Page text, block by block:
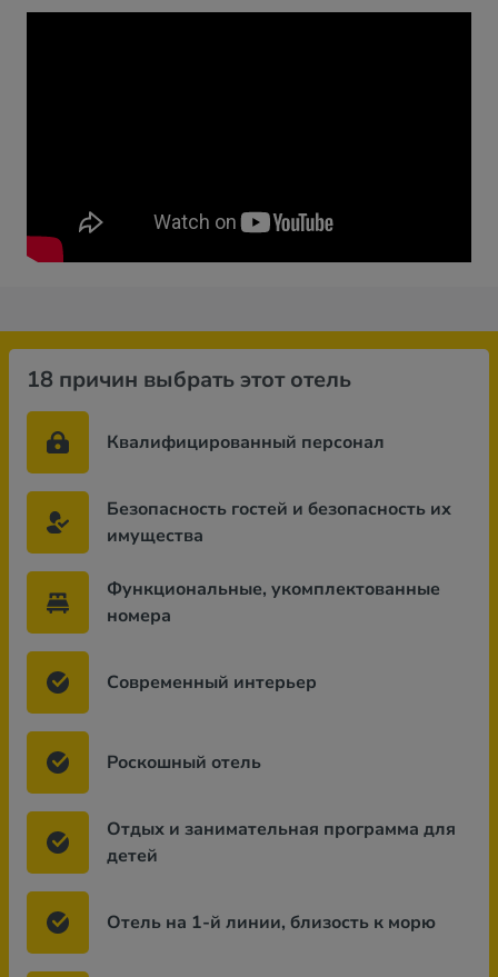
18 причин выбрать этот отель
Квалифицированный персонал
Безопасность гостей и безопасность их
имущества
Функциональные, укомплектованные
номера
Современный интерьер
Роскошный отель
Отдых и занимательная программа для
детей
Отель на 1-й линии, близость к морю